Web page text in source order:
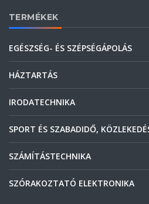
TERMÉKEK
EGÉSZSÉG- ÉS SZÉPSÉGÁPOLÁS
HÁZTARTÁS
IRODATECHNIKA
SPORT ÉS SZABADIDŐ,
SZÁMÍTÁSTECHNIKA
SZÓRAKOZTATÓ ELEKTRONIKA